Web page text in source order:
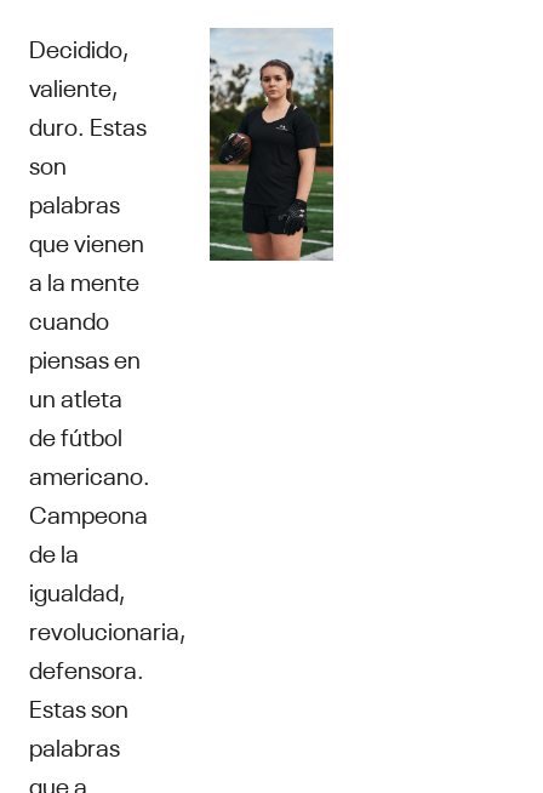
Decidido,
valiente,
duro. Estas
son
palabras
que vienen
a la mente
cuando
piensas en
un atleta
de fútbol
americano.
Campeona
de la
igualdad,
revolucionaria,
defensora.
Estas son
palabras
que a